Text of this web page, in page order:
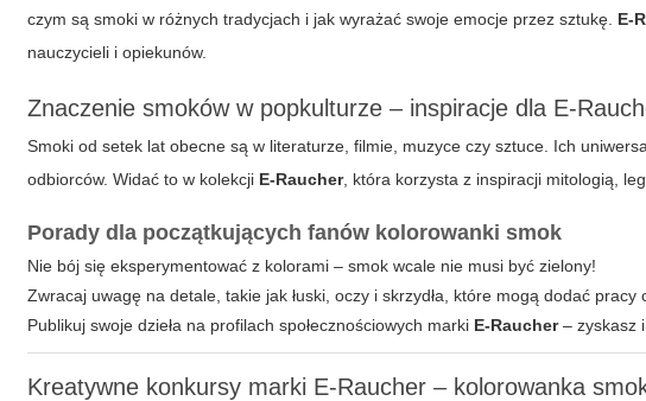
czym są smoki w różnych tradycjach i jak wyrażać swoje emocje przez sztukę. E-
nauczycieli i opiekunów.
Znaczenie smoków w popkulturze – inspiracje dla E-
Smoki od setek lat obecne są w literaturze, filmie, muzyce czy sztuce. Ich
odbiorców. Widać to w kolekcji E-Raucher, która korzysta z inspiracji mitologią,
Porady dla początkujących fanów kolorowanki smok
Nie bój się eksperymentować z kolorami – smok wcale nie musi być zielony!
Zwracaj uwagę na detale, takie jak łuski, oczy i skrzydła, które mogą dodać pracy
Publikuj swoje dzieła na profilach społecznościowych marki E-Raucher– zyskasz
Kreatywne konkursy marki E-Raucher – kolorowanka